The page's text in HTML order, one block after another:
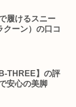
履けるスニー
クーン）の口コ
THREE】の評
安心の美脚